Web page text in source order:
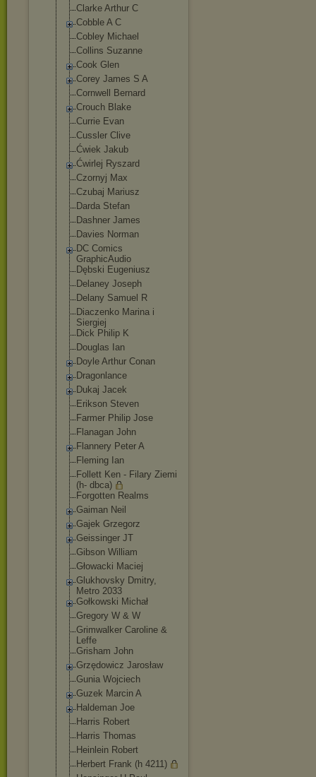
Clarke Arthur C
Cobble A C
Cobley Michael
Collins Suzanne
Cook Glen
Corey James S A
Cornwell Bernard
Crouch Blake
Currie Evan
Cussler Clive
Ćwiek Jakub
Ćwirlej Ryszard
Czornyj Max
Czubaj Mariusz
Darda Stefan
Dashner James
Davies Norman
DC Comics
GraphicAudio
Dębski Eugeniusz
Delaney Joseph
Delany Samuel R
Diaczenko Marina i
Siergiej
Dick Philip K
Douglas Ian
Doyle Arthur Conan
Dragonlance
Dukaj Jacek
Erikson Steven
Farmer Philip Jose
Flanagan John
Flannery Peter A
Fleming Ian
Follett Ken - Filary Ziemi
(h- dbca)
Forgotten Realms
Gaiman Neil
Gajek Grzegorz
Geissinger JT
Gibson William
Głowacki Maciej
Glukhovsky Dmitry,
Metro 2033
Gołkowski Michał
Gregory W & W
Grimwalker Caroline &
Leffe
Grisham John
Grzędowicz Jarosław
Gunia Wojciech
Guzek Marcin A
Haldeman Joe
Harris Robert
Harris Thomas
Heinlein Robert
Herbert Frank (h 4211)